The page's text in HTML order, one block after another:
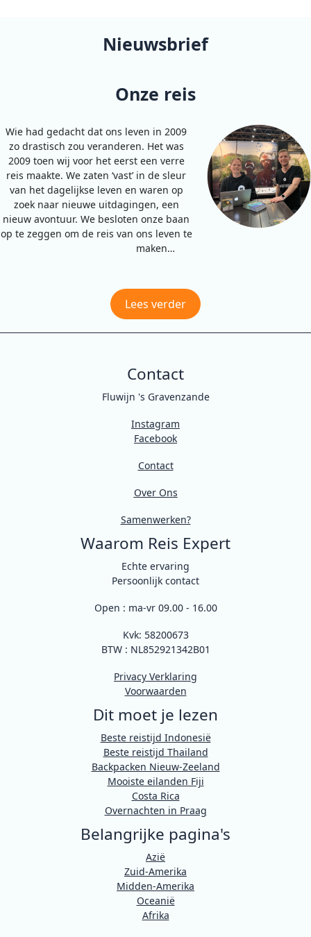
Nieuwsbrief
Onze reis
Wie had gedacht dat ons leven in 2009
zo drastisch zou veranderen. Het was
2009 toen wij voor het eerst een verre
reis maakte. We zaten ‘vast’ in de sleur
van het dagelijkse leven en waren op
zoek naar nieuwe uitdagingen, een
nieuw avontuur. We besloten onze baan
op te zeggen om de reis van ons leven te
maken…
Lees verder
Contact
Fluwijn 's Gravenzande
Instagram
Facebook
Contact
Over Ons
Samenwerken?
Waarom Reis Expert
Echte ervaring
Persoonlijk contact
Open : ma-vr 09.00 - 16.00
Kvk: 58200673
BTW : NL852921342B01
Privacy Verklaring
Voorwaarden
Dit moet je lezen
Beste reistijd Indonesië
Beste reistijd Thailand
Backpacken Nieuw-Zeeland
Mooiste eilanden Fiji
Costa Rica
Overnachten in Praag
Belangrijke pagina's
Azië
Zuid-Amerika
Midden-Amerika
Oceanië
Afrika